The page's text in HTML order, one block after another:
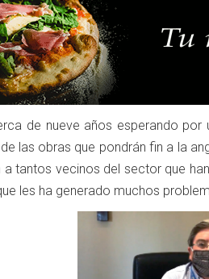
de nueve años esperando
las obras que pondrán fin a la
a tantos vecinos del sector que
les ha generado muchos